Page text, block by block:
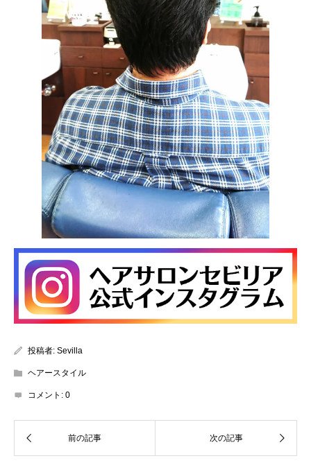
投稿者: Sevilla
ヘアースタイル
コメント: 0